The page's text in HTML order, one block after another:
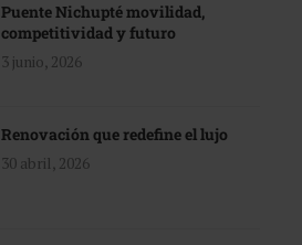
Puente Nichupté movilidad,
competitividad y futuro
3 junio, 2026
Renovación que redefine el lujo
30 abril, 2026